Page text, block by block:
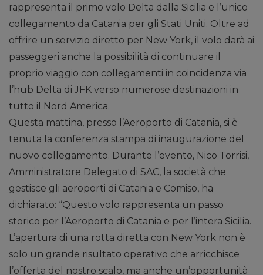
rappresenta il primo volo Delta dalla Sicilia e l’unico
collegamento da Catania per gli Stati Uniti. Oltre ad
offrire un servizio diretto per New York, il volo darà ai
passeggeri anche la possibilità di continuare il
proprio viaggio con collegamenti in coincidenza via
l’hub Delta di JFK verso numerose destinazioni in
tutto il Nord America.
Questa mattina, presso l’Aeroporto di Catania, si è
tenuta la conferenza stampa di inaugurazione del
nuovo collegamento. Durante l’evento, Nico Torrisi,
Amministratore Delegato di SAC, la società che
gestisce gli aeroporti di Catania e Comiso, ha
dichiarato: “Questo volo rappresenta un passo
storico per l’Aeroporto di Catania e per l’intera Sicilia.
L’apertura di una rotta diretta con New York non è
solo un grande risultato operativo che arricchisce
l’offerta del nostro scalo, ma anche un’opportunità